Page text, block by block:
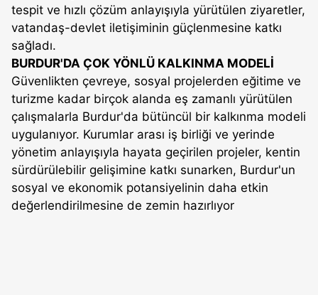
tespit ve hızlı çözüm anlayışıyla yürütülen ziyaretler,
vatandaş-devlet iletişiminin güçlenmesine katkı
sağladı.
BURDUR'DA ÇOK YÖNLÜ KALKINMA MODELİ
Güvenlikten çevreye, sosyal projelerden eğitime ve
turizme kadar birçok alanda eş zamanlı yürütülen
çalışmalarla Burdur'da bütüncül bir kalkınma modeli
uygulanıyor. Kurumlar arası iş birliği ve yerinde
yönetim anlayışıyla hayata geçirilen projeler, kentin
sürdürülebilir gelişimine katkı sunarken, Burdur'un
sosyal ve ekonomik potansiyelinin daha etkin
değerlendirilmesine de zemin hazırlıyor